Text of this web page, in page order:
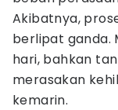
Akibatnya,
berlipat ganda.
hari, bahkan
merasakan
kemarin.